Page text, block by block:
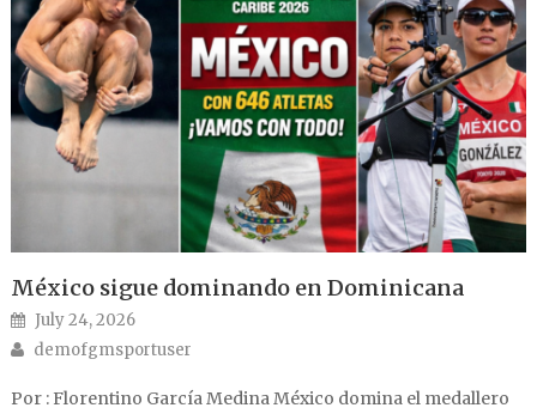
México sigue dominando en Dominicana
Posted on
July 24, 2026
Author
demofgmsportuser
Por : Florentino García Medina México domina el medallero